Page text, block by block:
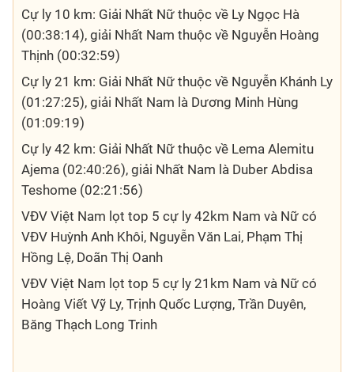
Cự ly 10 km: Giải Nhất Nữ thuộc về Ly Ngọc Hà
(00:38:14), giải Nhất Nam thuộc về Nguyễn Hoàng
Thịnh (00:32:59)
Cự ly 21 km: Giải Nhất Nữ thuộc về Nguyễn Khánh Ly
(01:27:25), giải Nhất Nam là Dương Minh Hùng
(01:09:19)
Cự ly 42 km: Giải Nhất Nữ thuộc về Lema Alemitu
Ajema (02:40:26), giải Nhất Nam là Duber Abdisa
Teshome (02:21:56)
VĐV Việt Nam lọt top 5 cự ly 42km Nam và Nữ có
VĐV Huỳnh Anh Khôi, Nguyễn Văn Lai, Phạm Thị
Hồng Lệ, Doãn Thị Oanh
VĐV Việt Nam lọt top 5 cự ly 21km Nam và Nữ có
Hoàng Viết Vỹ Ly, Trịnh Quốc Lượng, Trần Duyên,
Băng Thạch Long Trinh